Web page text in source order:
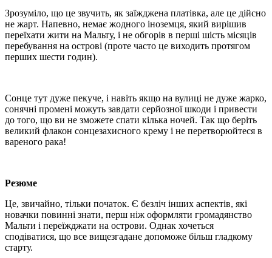
Зрозуміло, що це звучить, як заїжджена платівка, але це дійсно
не жарт. Напевно, немає жодного іноземця, який вирішив
переїхати жити на Мальту, і не обгорів в перші шість місяців
перебування на острові (проте часто це виходить протягом
перших шести годин).
Сонце тут дуже пекуче, і навіть якщо на вулиці не дуже жарко,
сонячні промені можуть завдати серйозної шкоди і привести
до того, що ви не зможете спати кілька ночей. Так що беріть
великий флакон сонцезахисного крему і не перетворюйтеся в
вареного рака!
Резюме
Це, звичайно, тільки початок. Є безліч інших аспектів, які
новачки повинні знати, перш ніж оформляти громадянство
Мальти і переїжджати на острови. Однак хочеться
сподіватися, що все вищезгадане допоможе більш гладкому
старту.